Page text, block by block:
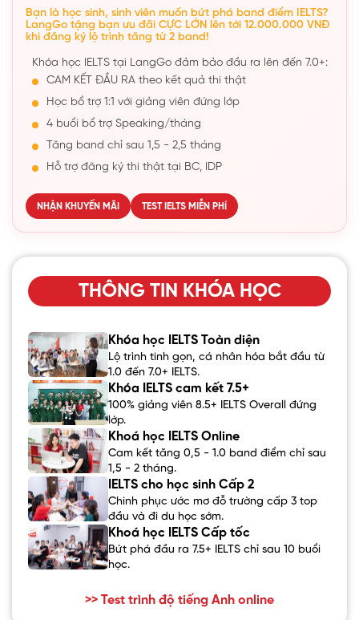
Bạn là học sinh, sinh viên muốn bứt phá band điểm IELTS?
LangGo tặng bạn ưu đãi CỰC LỚN lên tới 12.000.000 VNĐ
khi đăng ký lộ trình tăng từ 2 band!
Khóa học IELTS tại LangGo đảm bảo đầu ra lên đến 7.0+:
CAM KẾT ĐẦU RA theo kết quả thi thật
Học bổ trợ 1:1 với giảng viên đứng lớp
4 buổi bổ trợ Speaking/tháng
Tăng band chỉ sau 1,5 - 2,5 tháng
Hỗ trợ đăng ký thi thật tại BC, IDP
NHẬN KHUYẾN MÃI TEST IELTS MIỄN PHÍ
THÔNG TIN KHÓA HỌC
Khóa học IELTS Toàn diện
Lộ trình tinh gọn, cá nhân hóa bắt đầu từ
1.0 đến 7.0+ IELTS.
Khóa IELTS cam kết 7.5+
100% giảng viên 8.5+ IELTS Overall đứng
lớp.
Khoá học IELTS Online
Cam kết tăng 0,5 - 1.0 band điểm chỉ sau
1,5 - 2 tháng.
IELTS cho học sinh Cấp 2
Chinh phục ước mơ đỗ trường cấp 3 top
đầu và đi du học sớm.
Khoá học IELTS Cấp tốc
Bứt phá đầu ra 7.5+ IELTS chỉ sau 10 buổi
học.
>> Test trình độ tiếng Anh online